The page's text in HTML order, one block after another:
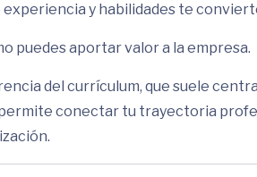
experiencia y habilidades te
puedes aportar valor a la empresa.
del currículum, que suele
conectar tu trayectoria